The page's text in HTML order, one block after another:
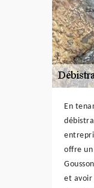
En
offre un
et avoir